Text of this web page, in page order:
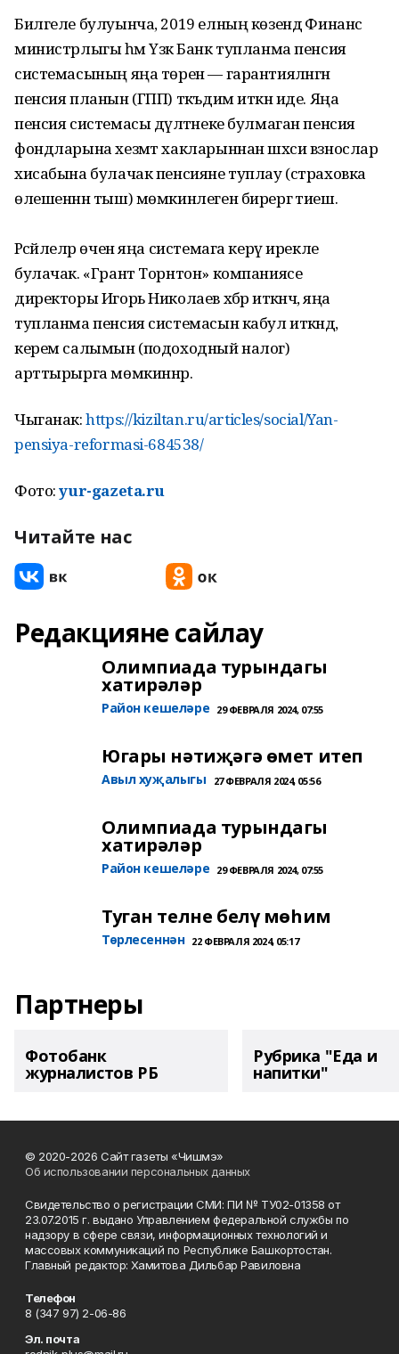
Билгеле булуынча, 2019 елның көзендә Финанс
министрлыгы һәм Үзәк Банк тупланма пенсия
системасының яңа төрен — гарантияләнгән
пенсия планын (ГПП) тәкъдим иткән иде. Яңа
пенсия системасы дәүләтнеке булмаган пенсия
фондларына хезмәт хакларыннан шәхси взнослар
хисабына булачак пенсияне туплау (страховка
өлешеннән тыш) мөмкинлеген бирергә тиеш.
Рәсәйлеләр өчен яңа системага керү ирекле
булачак. «Грант Торнтон» компаниясе
директоры Игорь Николаев хәбәр иткәнчә, яңа
тупланма пенсия системасын кабул иткәндә,
керем салымын (подоходный налог)
арттырырга мөмкиннәр.
Чыганак:https://kiziltan.ru/articles/social/Yan-
pensiya-reformasi-684538/
Фото:yur-gazeta.ru
Читайте нас
Редакцияне сайлау
Олимпиада турындагы
хатирәләр
Район кешеләре 29 ФЕВРАЛЯ 2024, 07:55
Югары нәтиҗәгә өмет итеп
Авыл хуҗалыгы 27 ФЕВРАЛЯ 2024, 05:56
Олимпиада турындагы
хатирәләр
Район кешеләре 29 ФЕВРАЛЯ 2024, 07:55
Туган телне белү мөһим
Төрлесеннән 22 ФЕВРАЛЯ 2024, 05:17
Партнеры
Фотобанк
журналистов РБ
Рубрика "Еда и
напитки"
© 2020-2026 Сайт газеты «Чишмэ»
Об использовании персональных данных
Свидетельство о регистрации СМИ: ПИ № ТУ02-01358 от
23.07.2015 г. выдано Управлением федеральной службы по
надзору в сфере связи, информационных технологий и
массовых коммуникаций по Республике Башкортостан.
Главный редактор: Хамитова Дильбар Равиловна
Телефон
8 (347 97) 2-06-86
Эл. почта